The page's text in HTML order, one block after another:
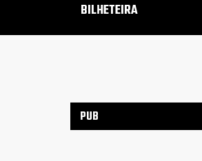
BILHETEIRA
PUB